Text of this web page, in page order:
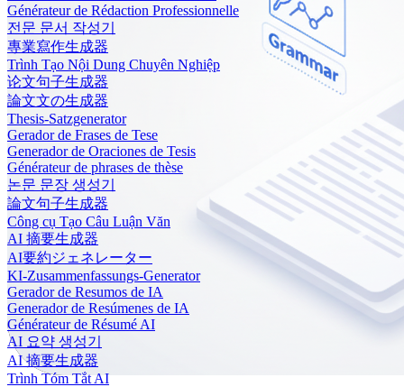
Générateur de Rédaction Professionnelle
전문 문서 작성기
專業寫作生成器
Trình Tạo Nội Dung Chuyên Nghiệp
论文句子生成器
論文文の生成器
Thesis-Satzgenerator
Gerador de Frases de Tese
Generador de Oraciones de Tesis
Générateur de phrases de thèse
논문 문장 생성기
論文句子生成器
Công cụ Tạo Câu Luận Văn
AI 摘要生成器
AI要約ジェネレーター
KI-Zusammenfassungs-Generator
Gerador de Resumos de IA
Generador de Resúmenes de IA
Générateur de Résumé AI
AI 요약 생성기
AI 摘要生成器
Trình Tóm Tắt AI